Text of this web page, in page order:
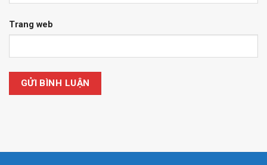
Trang web